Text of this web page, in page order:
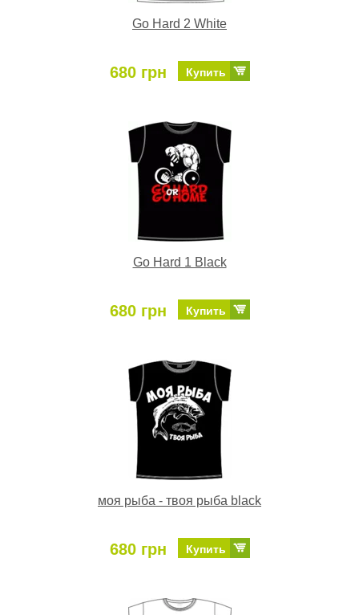
Go Hard 2 White
680 грн Купить
Go Hard 1 Black
680 грн Купить
моя рыба - твоя рыба black
680 грн Купить